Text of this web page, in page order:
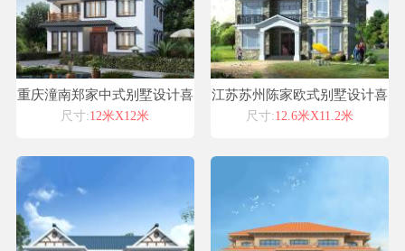
重庆潼南郑家中式别墅设计喜
天下别墅设计图纸
尺寸:12米X12米
江苏苏州陈家欧式别墅设计喜
天下别墅设计案例占地140平
尺寸:12.6米X11.2米